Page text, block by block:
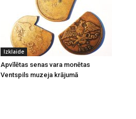
Izklaide
Apvīlētas senas vara monētas
Ventspils muzeja krājumā